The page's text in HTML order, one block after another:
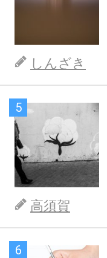
しんざき
5
高須賀
6